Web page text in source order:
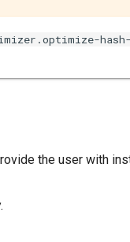
the user with